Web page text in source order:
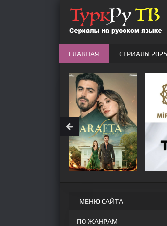
МЕНЮ САЙТА
ПО ЖАНРАМ
ГЛАВНАЯ СЕРИАЛЫ 2025